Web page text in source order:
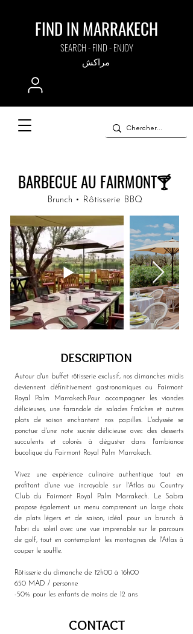
FIND IN MARRAKECH
SEARCH - FIND - ENJOY
مراكش
BARBECUE AU FAIRMONT🍸
Brunch • Rôtisserie BBQ
DESCRIPTION
Autour d'un buffet rôtisserie exclusif, nos dimanches midis
deviennent définitivement gastronomiques au Fairmont
Royal Palm Marrakech.Pour accompagner les viandes
délicieuses, une farandole de salades fraîches et autres
plats de saison enchantent nos papilles. L'odyssée se
ponctue d'une note sucrée délicieuse avec des desserts
succulents et colorés à déguster dans l'ambiance
bucolique du Fairmont Royal Palm Marrakech.
Vivez une expérience culinaire authentique tout en
profitant d'une vue incroyable sur l'Atlas au Country
Club du Fairmont Royal Palm Marrakech. Le Sabra
propose également un menu comprenant un large choix
de plats légers et de saison, idéal pour un brunch à
l'abri du soleil avec une vue imprenable sur le parcours
de golf, tout en contemplant les montagnes de l'Atlas à
couper le souffle.
Rôtisserie du dimanche de 12h00 à 16h00
650 MAD / personne
-50% pour les enfants de moins de 12 ans
CONTACT